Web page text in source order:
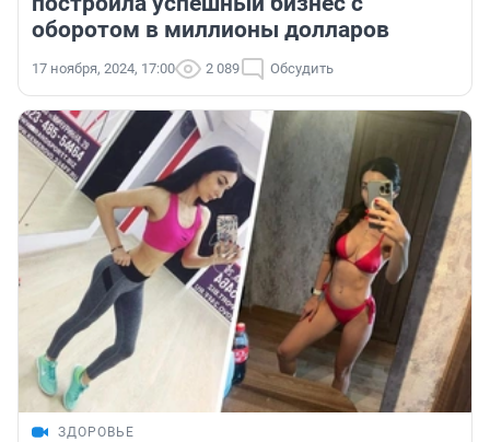
оборотом в миллионы долларов
17 ноября, 2024, 17:00 2 089 Обсудить
ЗДОРОВЬЕ